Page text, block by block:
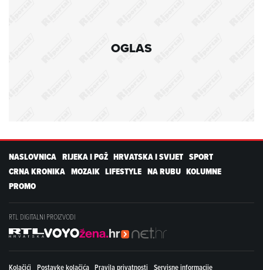
OGLAS
NASLOVNICA RIJEKA I PGŽ HRVATSKA I SVIJET SPORT
CRNA KRONIKA MOZAIK LIFESTYLE NA RUBU KOLUMNE
PROMO
RTL DIGITALNI PROIZVODI
Kolačići Postavke kolačića Pravila privatnosti Servisne informacije